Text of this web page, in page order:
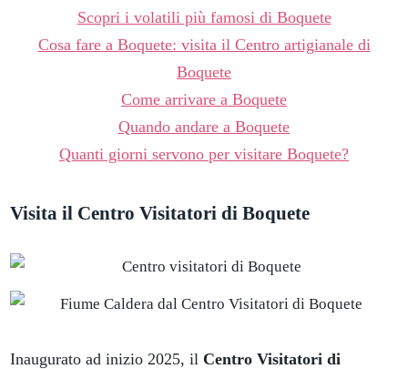
Scopri i volatili più famosi di Boquete
Cosa fare a Boquete: visita il Centro artigianale di
Boquete
Come arrivare a Boquete
Quando andare a Boquete
Quanti giorni servono per visitare Boquete?
Visita il Centro Visitatori di Boquete
Inaugurato ad inizio 2025, il Centro Visitatori di